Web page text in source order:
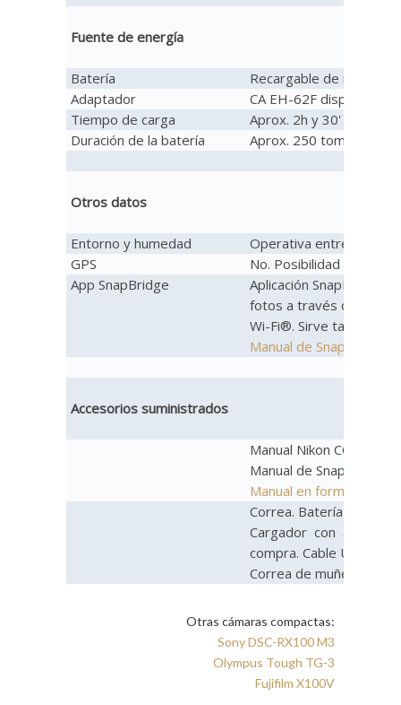
Fuente de energía
Batería
Recargable de iones de
Adaptador
CA EH-62F disponible
Tiempo de carga
Aprox. 2h y 30' desde
Duración de la batería
Aprox. 250 tomas o 55
Otros datos
Entorno y humedad
Operativa entre 0º a
GPS
No. Posibilidad de
App SnapBridge
Aplicación SnapBridge
fotos a través de un
Wi-Fi®. Sirve también
Manual de SnapBridge
Accesorios suministrados
Manual Nikon COOLPIX
Manual de SnapBridge
Manual en formato pdf
Correa. Batería
Cargador con
compra. Cable USB UC-
Correa de muñeca
Otras cámaras compactas:
Sony DSC-RX100 M3
Olympus Tough TG-3
Fujifilm X100V